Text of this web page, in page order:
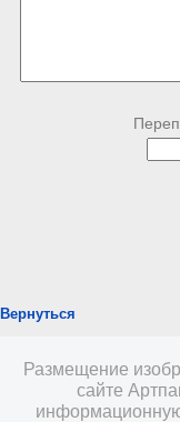
Вернуться
Размещение
сайте